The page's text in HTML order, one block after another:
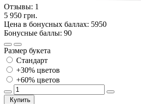
Отзывы: 1
5 950 грн.
Цена в бонусных баллах: 5950
Бонусные баллы: 90
Размер букета
Стандарт
+30% цветов
+60% цветов
Купить